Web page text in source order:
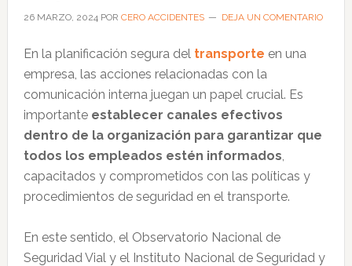
26 MARZO, 2024POR CERO ACCIDENTES DEJA UN COMENTARIO
En la planificación segura del transporte en una
empresa, las acciones relacionadas con la
comunicación interna juegan un papel crucial. Es
importante establecer canales efectivos
dentro de la organización para garantizar que
todos los empleados estén informados,
capacitados y comprometidos con las políticas y
procedimientos de seguridad en el transporte.
En este sentido, el Observatorio Nacional de
Seguridad Vial y el Instituto Nacional de Seguridad y